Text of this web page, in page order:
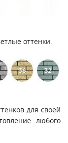
оттенки.
для своей
любого